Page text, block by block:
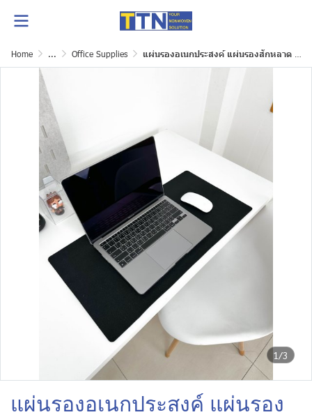
Home ... Office Supplies แผ่นรองอเนกประสงค์ แผ่นรองสักหลาด แผ่นรองโต๊ะ สักหลาด แผ่นรองมีกันลื่น
1/3
แผ่นรองอเนกประสงค์ แผ่นรอง